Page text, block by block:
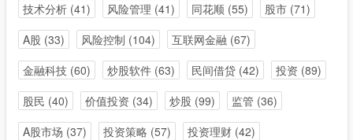
技术分析(41) 风险管理 (41) 同花顺(55) 股市(71)
A股 (33) 风险控制 (104) 互联网金融 (67)
金融科技(60) 炒股软件(63) 民间借贷(42) 投资 (89)
股民 (40) 价值投资 (34) 炒股 (99) 监管 (36)
A股市场 (37) 投资策略 (57) 投资理财(42)